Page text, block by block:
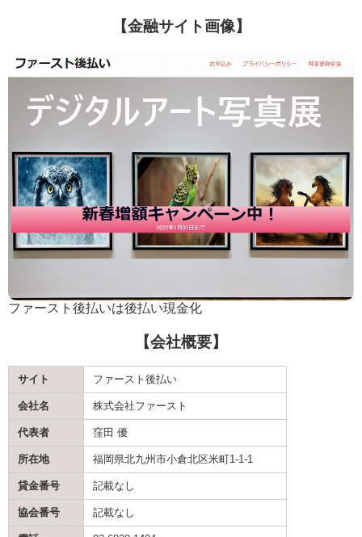
【金融サイト画像】
ファースト後払いは後払い現金化
【会社概要】
サイト ファースト後払い
会社名 株式会社ファースト
代表者 窪田 優
所在地 福岡県北九州市小倉北区米町1-1-1
貸金番号 記載なし
協会番号 記載なし